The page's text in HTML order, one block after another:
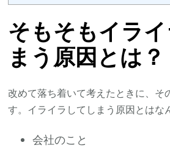
そもそもイラ
まう原因とは？
改めて落ち着いて考えたときに、そ
す。イライラしてしまう原因とはな
会社のこと